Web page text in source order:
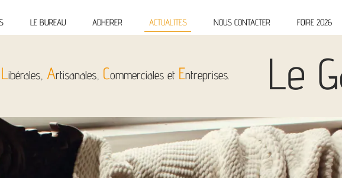
LE BUREAU ADHERER ACTUALITES NOUS CONTACTER FOIRE 2026
Le
Libérales, Artisanales, Commerciales et Entreprises.